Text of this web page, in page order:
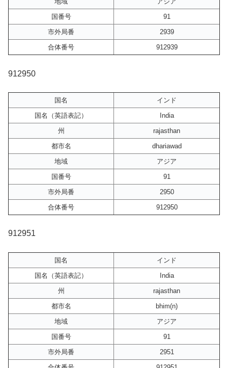
国番号
91
市外局番
2939
合体番号
912939
912950
国名
インド
国名（英語表記）
India
州
rajasthan
都市名
dhariawad
地域
アジア
国番号
91
市外局番
2950
合体番号
912950
912951
国名
インド
国名（英語表記）
India
州
rajasthan
都市名
bhim(n)
地域
アジア
国番号
91
市外局番
2951